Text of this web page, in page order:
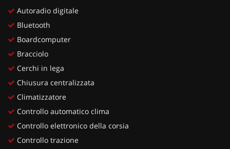
Autoradio digitale
Bluetooth
Boardcomputer
Bracciolo
Cerchi in lega
Chiusura centralizzata
Climatizzatore
Controllo automatico clima
Controllo elettronico della corsia
Controllo trazione